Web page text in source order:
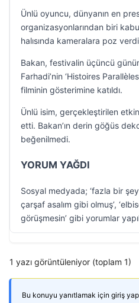
Ünlü oyuncu, dünyanın en
organizasyonlarından biri
halısında kameralara poz
Bakan, festivalin üçüncü
Farhadi’nin ‘Histoires
filminin gösterimine katıldı.
Ünlü isim, gerçekleştirilen
etti. Bakan’ın derin göğüs
beğenilmedi.
YORUM YAĞDI
Sosyal medyada; ‘fazla bir
çarşaf asalım gibi olmuş’,
görüşmesin’ gibi yorumlar
1 yazı görüntüleniyor (toplam 1)
Bu konuyu yanıtlamak için giriş